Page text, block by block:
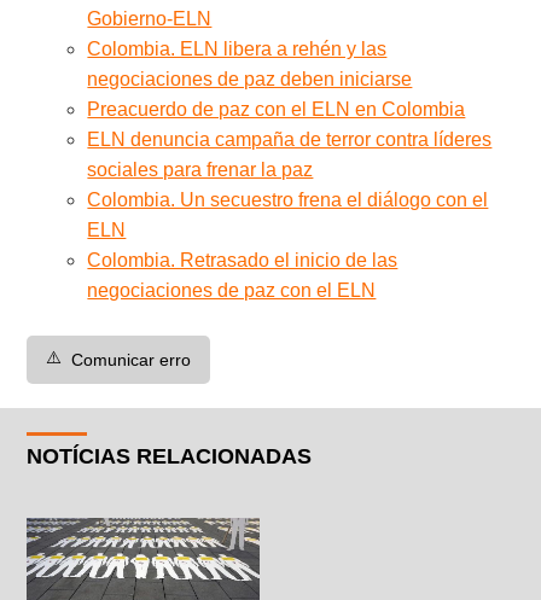
Gobierno-ELN
Colombia. ELN libera a rehén y las
negociaciones de paz deben iniciarse
Preacuerdo de paz con el ELN en Colombia
ELN denuncia campaña de terror contra líderes
sociales para frenar la paz
Colombia. Un secuestro frena el diálogo con el
ELN
Colombia. Retrasado el inicio de las
negociaciones de paz con el ELN
⚠️ Comunicar erro
NOTÍCIAS RELACIONADAS